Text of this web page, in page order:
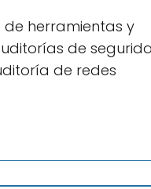
de herramientas y
de
de redes